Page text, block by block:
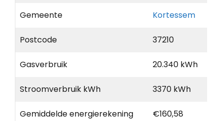
Gemeente Kortessem
Postcode 37210
Gasverbruik 20.340 kWh
Stroomverbruik kWh 3370 kWh
Gemiddelde energierekening €160,58